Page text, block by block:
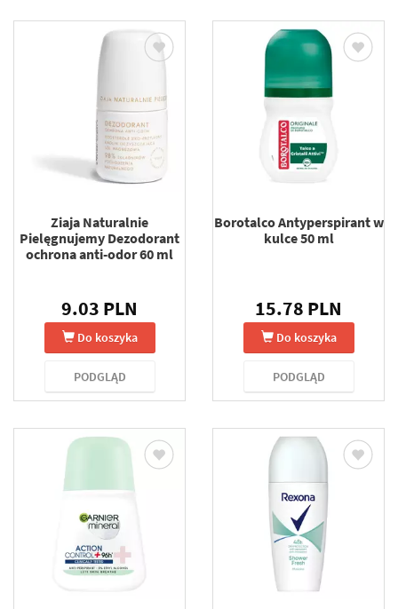
Ziaja Naturalnie
Pielęgnujemy Dezodorant
ochrona anti-odor 60 ml
9.03 PLN
Do koszyka
PODGLĄD
Borotalco Antyperspirant w
kulce 50 ml
15.78 PLN
Do koszyka
PODGLĄD